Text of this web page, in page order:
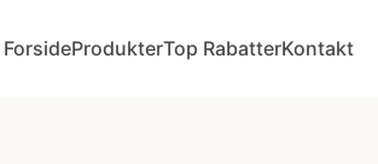
ForsideProdukterTop RabatterKontakt